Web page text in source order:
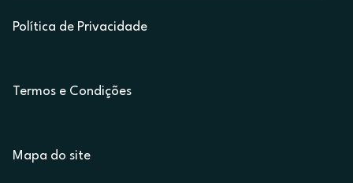
Política de Privacidade
Termos e Condições
Mapa do site